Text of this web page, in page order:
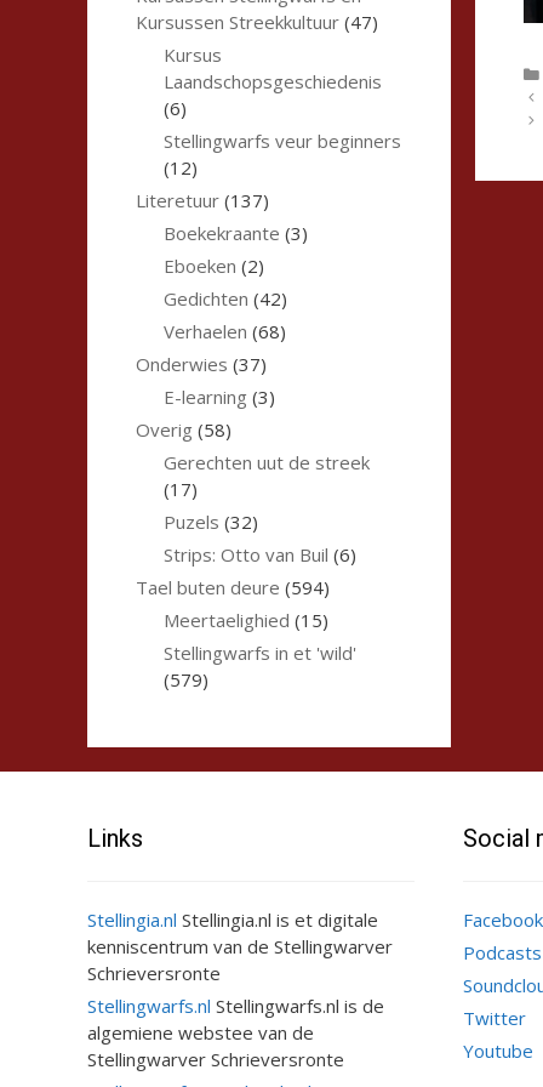
Kursussen Streekkultuur (47)
Kursus
Laandschopsgeschiedenis
(6)
Stellingwarfs veur beginners
(12)
Literetuur (137)
Boekekraante (3)
Eboeken (2)
Gedichten (42)
Verhaelen (68)
Onderwies (37)
E-learning (3)
Overig (58)
Gerechten uut de streek
(17)
Puzels (32)
Strips: Otto van Buil (6)
Tael buten deure (594)
Meertaelighied (15)
Stellingwarfs in et 'wild'
(579)
Links
Stellingia.nl Stellingia.nl is et digitale
kenniscentrum van de Stellingwarver
Schrieversronte
Stellingwarfs.nl Stellingwarfs.nl is de
algemiene webstee van de
Stellingwarver Schrieversronte
Social
Facebook
Podcasts
Twitter
Youtube